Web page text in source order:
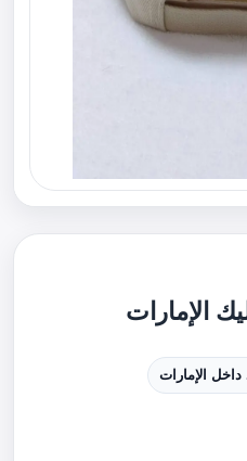
الإمارات
داخل الإمارات